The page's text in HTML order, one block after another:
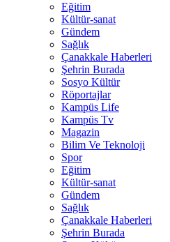
Eğitim
Kültür-sanat
Gündem
Sağlık
Çanakkale Haberleri
Şehrin Burada
Sosyo Kültür
Röportajlar
Kampüs Life
Kampüs Tv
Magazin
Bilim Ve Teknoloji
Spor
Eğitim
Kültür-sanat
Gündem
Sağlık
Çanakkale Haberleri
Şehrin Burada